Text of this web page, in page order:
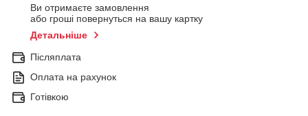
Ви отримаєте замовлення
або гроші повернуться на вашу картку
Детальніше
Післяплата
Оплата на рахунок
Готівкою